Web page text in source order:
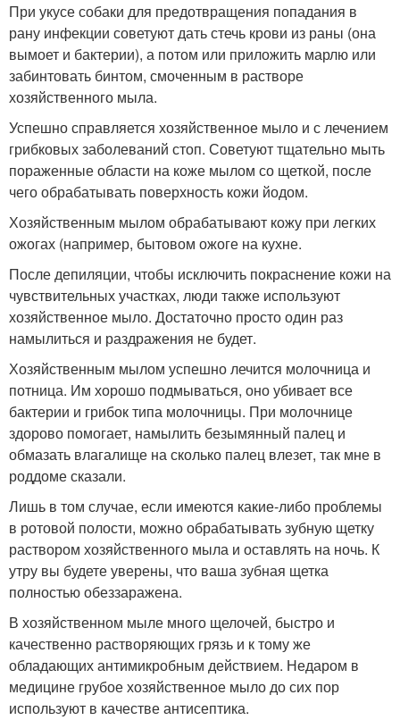
При укусе собаки для предотвращения попадания в
рану инфекции советуют дать стечь крови из раны (она
вымоет и бактерии), а потом или приложить марлю или
забинтовать бинтом, смоченным в растворе
хозяйственного мыла.
Успешно справляется хозяйственное мыло и с лечением
грибковых заболеваний стоп. Советуют тщательно мыть
пораженные области на коже мылом со щеткой, после
чего обрабатывать поверхность кожи йодом.
Хозяйственным мылом обрабатывают кожу при легких
ожогах (например, бытовом ожоге на кухне.
После депиляции, чтобы исключить покраснение кожи на
чувствительных участках, люди также используют
хозяйственное мыло. Достаточно просто один раз
намылиться и раздражения не будет.
Хозяйственным мылом успешно лечится молочница и
потница. Им хорошо подмываться, оно убивает все
бактерии и грибок типа молочницы. При молочнице
здорово помогает, намылить безымянный палец и
обмазать влагалище на сколько палец влезет, так мне в
роддоме сказали.
Лишь в том случае, если имеются какие-либо проблемы
в ротовой полости, можно обрабатывать зубную щетку
раствором хозяйственного мыла и оставлять на ночь. К
утру вы будете уверены, что ваша зубная щетка
полностью обеззаражена.
В хозяйственном мыле много щелочей, быстро и
качественно растворяющих грязь и к тому же
обладающих антимикробным действием. Недаром в
медицине грубое хозяйственное мыло до сих пор
используют в качестве антисептика.